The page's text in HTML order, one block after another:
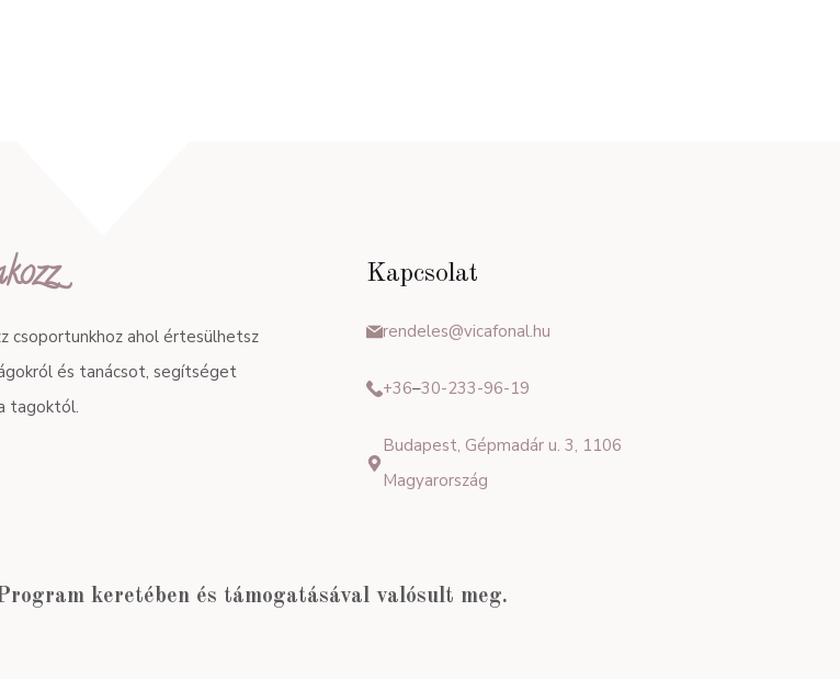
csoportunkhoz ahol értesülhetsz
és tanácsot, segítséget
tagoktól.
Kapcsolat
rendeles@vicafonal.hu
+36–30-233-96-19
Budapest, Gépmadár u. 3, 1106
Magyarország
keretében és támogatásával valósult meg.